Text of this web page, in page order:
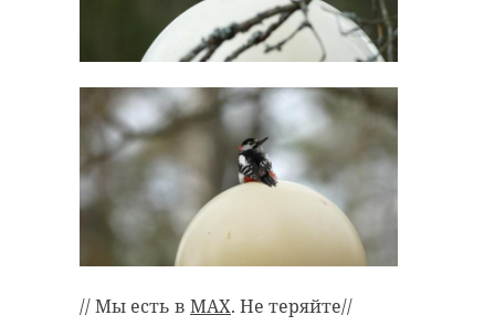
// Мы есть в MAX. Не теряйте//